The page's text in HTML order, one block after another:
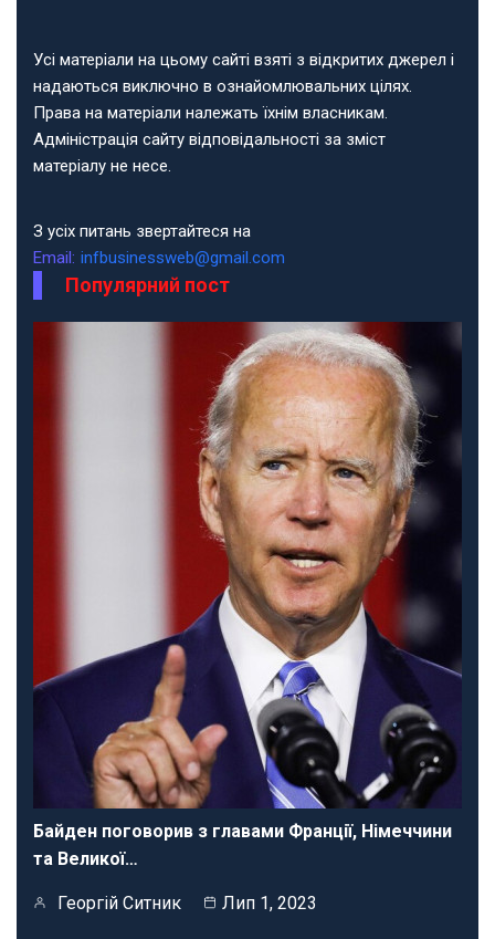
Усі матеріали на цьому сайті взяті з відкритих джерел і
надаються виключно в ознайомлювальних цілях.
Права на матеріали належать їхнім власникам.
Адміністрація сайту відповідальності за зміст
матеріалу не несе.
З усіх питань звертайтеся на
Email: infbusinessweb@gmail.com
Популярний пост
Байден поговорив з главами Франції, Німеччини
та Великої…
Георгій Ситник Лип 1, 2023